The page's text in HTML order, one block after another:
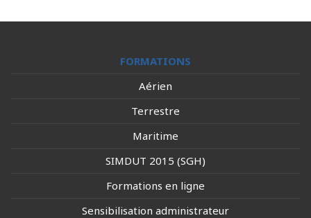
FORMATIONS
Aérien
Terrestre
Maritime
SIMDUT 2015 (SGH)
Formations en ligne
Sensibilisation administrateur